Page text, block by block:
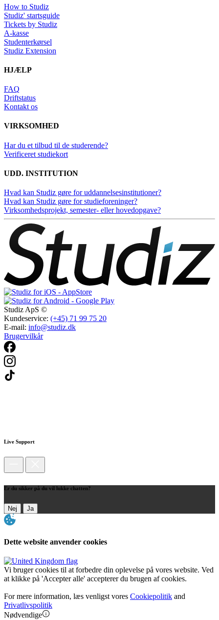
How to Studiz
Studiz' startsguide
Tickets by Studiz
A-kasse
Studenterkørsel
Studiz Extension
HJÆLP
FAQ
Driftstatus
Kontakt os
VIRKSOMHED
Har du et tilbud til de studerende?
Verificeret studiekort
UDD. INSTITUTION
Hvad kan Studiz gøre for uddannelsesinstitutioner?
Hvad kan Studiz gøre for studieforeninger?
Virksomhedsprojekt, semester- eller hovedopgave?
Studiz ApS ©
Kundeservice: (+45) 71 99 75 20
E-mail: info@studiz.dk
Brugervilkår
Live Support
Er du sikker på du vil lukke chatten?
Nej Ja
Dette website anvender cookies
Vi bruger cookies til at forbedre din oplevelse på vores website. Ved
at klikke på 'Accepter alle' accepterer du brugen af cookies.
For mere information, læs venligst vores Cookiepolitik and
Privatlivspolitik
Nødvendige